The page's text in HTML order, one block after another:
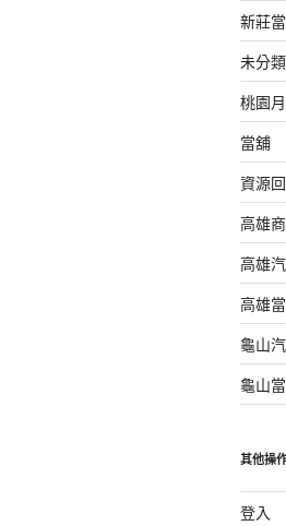
新莊
未分類
桃園
當舖
資源
高雄
高雄
高雄
龜山
龜山
其他操
登入